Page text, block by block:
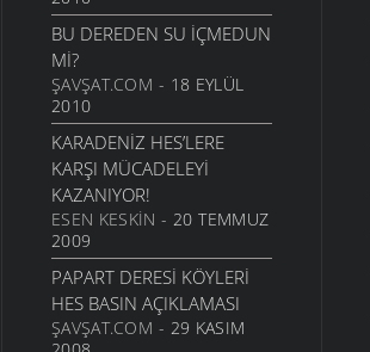
BU DEREDEN SU IÇMEDUN
MI?
ŞAVŞAT.COM - 18 EYLÜL
2010
KARADENIZ HES’LERE
KARŞI MÜCADELEYI
KAZANIYOR!
ESEN KESKIN - 20 TEMMUZ
2009
PAPART DERESI KÖYLERI
HES BASIN AÇIKLAMASI
ŞAVŞAT.COM - 29 KASIM